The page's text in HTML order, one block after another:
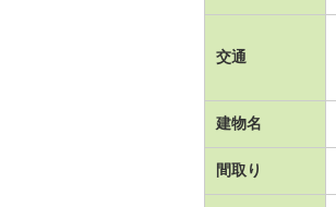
交通
建物名
間取り